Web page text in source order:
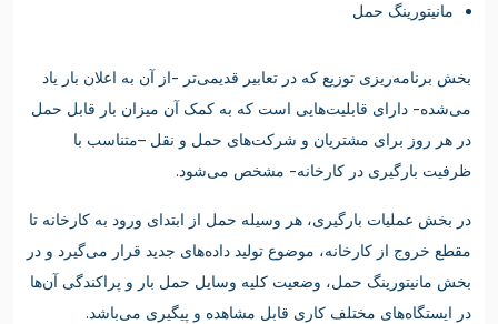
مانیتورینگ حمل
بخش برنامه‌ریزی توزیع که در تعابیر قدیمی‌تر -از آن به اعلان بار یاد
می‌شده- دارای قابلیت‌هایی است که به کمک آن میزان بار قابل حمل
در هر روز برای مشتریان و شرکت‌های حمل و نقل –متناسب با
ظرفیت بارگیری در کارخانه- مشخص می‌شود.
در بخش عملیات بارگیری، هر وسیله حمل از ابتدای ورود به کارخانه تا
مقطع خروج از کارخانه، موضوع تولید داده‌های جدید قرار می‌گیرد و در
بخش مانیتورینگ حمل، وضعیت کلیه وسایل حمل بار و پراکندگی آن‌ها
در ایستگاه‌های مختلف کاری قابل مشاهده و پیگیری می‌باشد.